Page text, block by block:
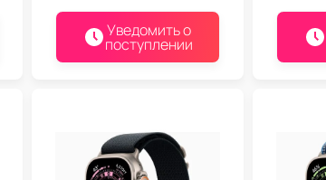
Уведомить о
поступлении